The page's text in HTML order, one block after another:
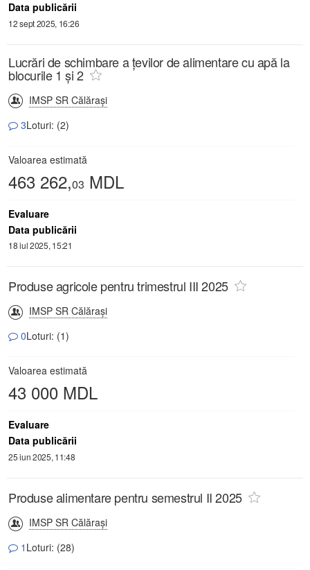
Data publicării
12 sept 2025, 16:26
Lucrări de schimbare a țevilor de alimentare cu apă la
blocurile 1 și 2
IMSP SR Călăraşi
3Loturi: (2)
Valoarea estimată
463 262,03 MDL
Evaluare
Data publicării
18 iul 2025, 15:21
Produse agricole pentru trimestrul III 2025
IMSP SR Călăraşi
0Loturi: (1)
Valoarea estimată
43 000 MDL
Evaluare
Data publicării
25 iun 2025, 11:48
Produse alimentare pentru semestrul II 2025
IMSP SR Călăraşi
1 Loturi: (28)